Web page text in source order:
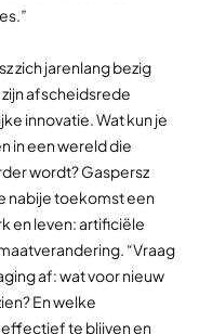
zich jarenlang bezig
afscheidsrede
innovatie. Wat kun je
in een wereld die
wordt? Gaspersz
nabije toekomst een
en leven: artificiële
“Vraag
af: wat voor nieuw
En welke
te blijven en